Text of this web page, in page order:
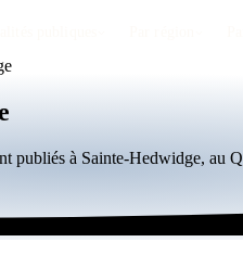
publiés à Sainte-Hedwidge, au